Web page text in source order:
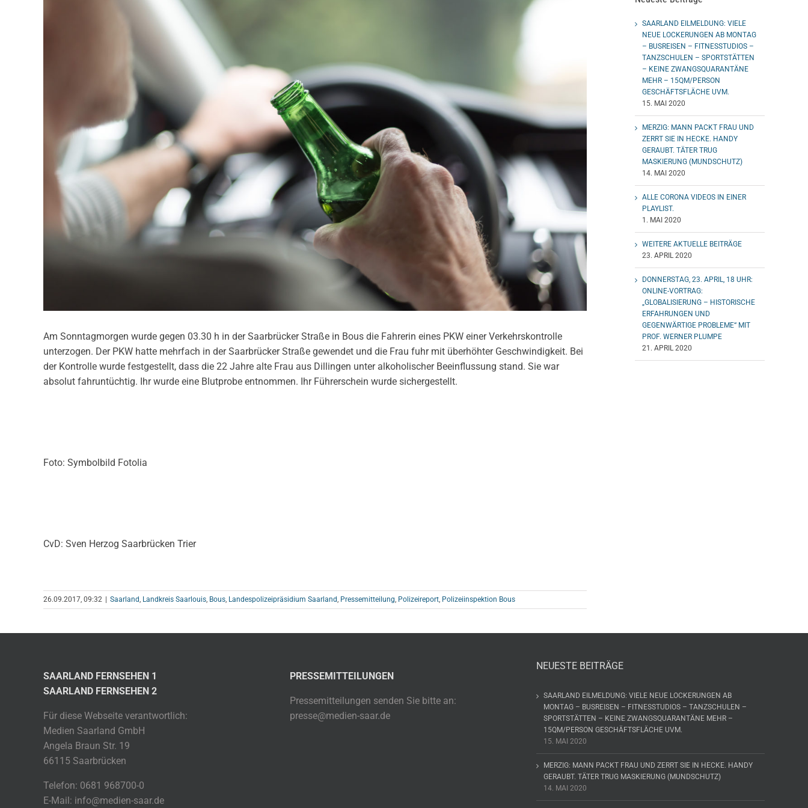
Am Sonntagmorgen wurde gegen 03.30 h in der Saarbrücker Straße in Bous die Fahrerin eines PKW einer Verkehrskontrolle
unterzogen. Der PKW hatte mehrfach in der Saarbrücker Straße gewendet und die Frau fuhr mit überhöhter Geschwindigkeit. Bei
der Kontrolle wurde festgestellt, dass die 22 Jahre alte Frau aus Dillingen unter alkoholischer Beeinflussung stand. Sie war
absolut fahruntüchtig. Ihr wurde eine Blutprobe entnommen. Ihr Führerschein wurde sichergestellt.
Foto: Symbolbild Fotolia
CvD: Sven Herzog Saarbrücken Trier
26.09.2017, 09:32 Saarland, Landkreis Saarlouis, Bous, Landespolizeipräsidium Saarland, Pressemitteilung, Polizeireport, Polizeiinspektion Bous
SAARLAND EILMELDUNG: VIELE
NEUE LOCKERUNGEN AB MONTAG
– BUSREISEN – FITNESSTUDIOS –
TANZSCHULEN – SPORTSTÄTTEN
– KEINE ZWANGSQUARANTÄNE
MEHR – 15QM/PERSON
GESCHÄFTSFLÄCHE UVM.
15. MAI 2020
MERZIG: MANN PACKT FRAU UND
ZERRT SIE IN HECKE. HANDY
GERAUBT. TÄTER TRUG
MASKIERUNG (MUNDSCHUTZ)
14. MAI 2020
ALLE CORONA VIDEOS IN EINER
PLAYLIST.
1. MAI 2020
WEITERE AKTUELLE BEITRÄGE
23. APRIL 2020
DONNERSTAG, 23. APRIL, 18 UHR:
ONLINE-VORTRAG:
„GLOBALISIERUNG – HISTORISCHE
ERFAHRUNGEN UND
GEGENWÄRTIGE PROBLEME“ MIT
PROF. WERNER PLUMPE
21. APRIL 2020
SAARLAND FERNSEHEN 1
SAARLAND FERNSEHEN 2
Für diese Webseite verantwortlich:
Medien Saarland GmbH
Angela Braun Str. 19
66115 Saarbrücken
Telefon: 0681 968700-0
E-Mail: info@medien-saar.de
PRESSEMITTEILUNGEN
Pressemitteilungen senden Sie bitte an:
presse@medien-saar.de
NEUESTE BEITRÄGE
SAARLAND EILMELDUNG: VIELE NEUE LOCKERUNGEN AB
MONTAG – BUSREISEN – FITNESSTUDIOS – TANZSCHULEN –
SPORTSTÄTTEN – KEINE ZWANGSQUARANTÄNE MEHR –
15QM/PERSON GESCHÄFTSFLÄCHE UVM.
15. MAI 2020
MERZIG: MANN PACKT FRAU UND ZERRT SIE IN HECKE. HANDY
GERAUBT. TÄTER TRUG MASKIERUNG (MUNDSCHUTZ)
14. MAI 2020